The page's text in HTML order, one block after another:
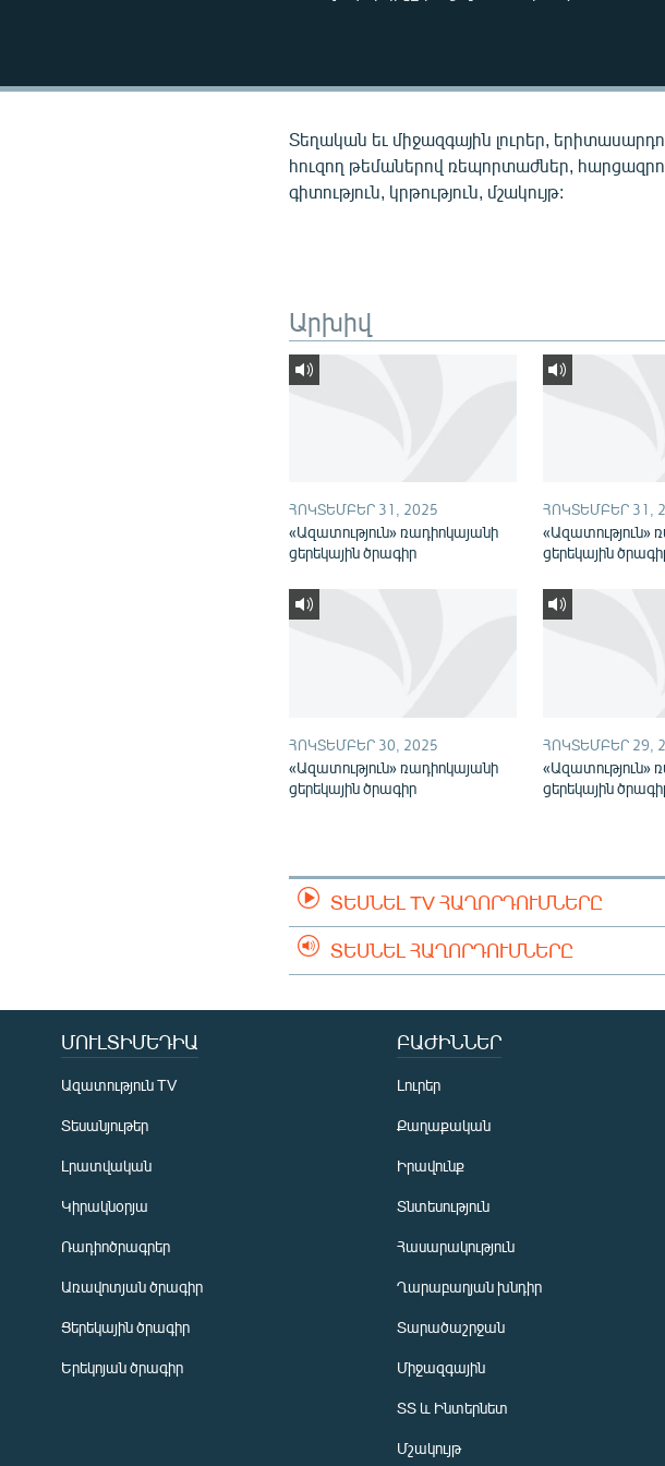
ՍՊՈՐՏ
Տեղական եւ միջազգային լուրեր,
հուզող թեմաներով ռեպորտաժներ,
գիտություն, կրթություն, մշակույթ:
Արխիվ
ՀՈԿՏԵՄԲԵՐ 31, 2025
«Ազատություն» ռադիոկայանի
ցերեկային ծրագիր
ՀՈԿՏԵՄԲԵՐ 31,
«Ազատություն»
ցերեկային
ՀՈԿՏԵՄԲԵՐ 30, 2025
«Ազատություն» ռադիոկայանի
ցերեկային ծրագիր
ՀՈԿՏԵՄԲԵՐ 29,
«Ազատություն»
ցերեկային
ՏԵՍՆԵԼ TV ՀԱՂՈՐԴՈՒՄՆԵՐԸ
ՏԵՍՆԵԼ ՀԱՂՈՐԴՈՒՄՆԵՐԸ
ՄՈՒԼՏԻՄԵԴԻԱ
Ազատություն TV
Տեսանյութեր
Լրատվական
Կիրակնօրյա
Ռադիոծրագրեր
Առավոտյան ծրագիր
Ցերեկային ծրագիր
Երեկոյան ծրագիր
ԲԱԺԻՆՆԵՐ
Լուրեր
Քաղաքական
Իրավունք
Տնտեսություն
Հասարակություն
Ղարաբաղյան խնդիր
Տարածաշրջան
Միջազգային
ՏՏ և Ինտերնետ
Մշակույթ